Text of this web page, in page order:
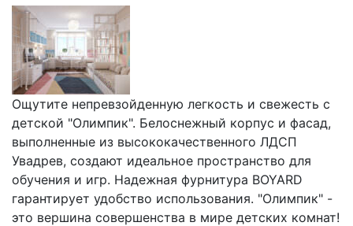
Ощутите непревзойденную легкость и свежесть с
детской "Олимпик". Белоснежный корпус и фасад,
выполненные из высококачественного ЛДСП
Увадрев, создают идеальное пространство для
обучения и игр. Надежная фурнитура BOYARD
гарантирует удобство использования. "Олимпик" -
это вершина совершенства в мире детских комнат!